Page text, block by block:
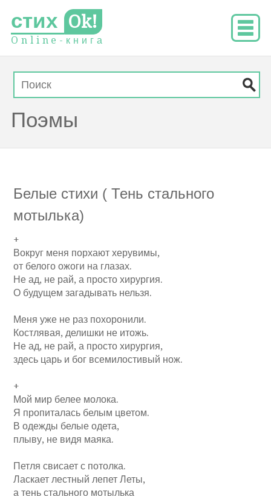
стих Ok!
O n l i n e - к н и г а
Поэмы
Белые стихи ( Тень стального
мотылька)
+
Вокруг меня порхают херувимы,
от белого ожоги на глазах.
Не ад, не рай, а просто хирургия.
О будущем загадывать нельзя.
Меня уже не раз похоронили.
Костлявая, делишки не итожь.
Не ад, не рай, а просто хирургия,
здесь царь и бог всемилостивый нож.
+
Мой мир белее молока.
Я пропиталась белым цветом.
В одежды белые одета,
плыву, не видя маяка.
Петля свисает с потолка.
Ласкает лестный лепет Леты,
а тень стального мотылька